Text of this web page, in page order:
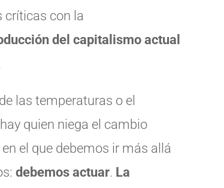
críticas con la
del capitalismo actual
las temperaturas o el
quien niega el cambio
el que debemos ir más allá
debemos actuar. La